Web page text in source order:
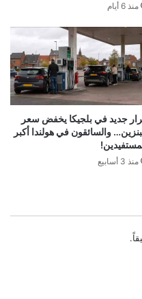
منذ 6 أيام
جديد في بلجيكا يخفض سعر
والسائقون في هولندا أكبر
منذ 3 أسابيع